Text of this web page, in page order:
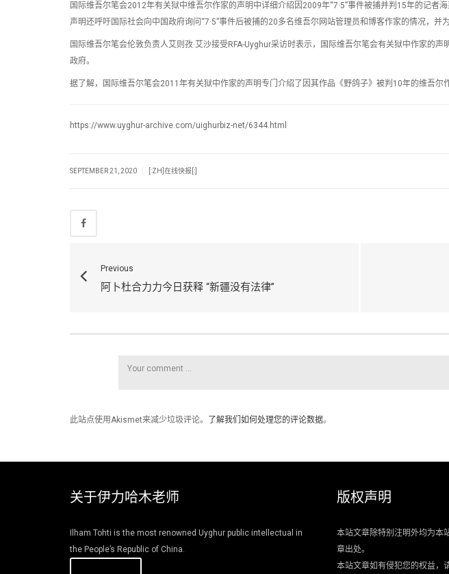
国际维吾尔笔会2012年有关狱中维吾尔作家的声明中详细介绍因2009年“7·5”事件被捕并判15年的记者海
声明还呼吁国际社会向中国政府询问“7·5”事件后被捕的20多名维吾尔网站管理员和博客作家的情况，并
国际维吾尔笔会伦敦负责人艾则孜·艾沙接受RFA-Uyghur采访时表示，国际维吾尔笔会有关狱中作家的
政府。
据了解，国际维吾尔笔会2011年有关狱中作家的声明专门介绍了因其作品《野鸽子》被判10年的维吾尔
https://www.uyghur-archive.com/uighurbiz-net/6344.html
SEPTEMBER 21, 2020 [:ZH]在线快报[:]
Previous
阿卜杜合力力今日获释 “新疆没有法律”
此站点使用Akismet来减少垃圾评论。 了解我们如何处理您的评论数据。
关于伊力哈木老师
Ilham Tohti is the most renowned Uyghur public intellectual in
the People’s Republic of China.
版权声明
本站文章除特别注明外均为本
章出处。
本站文章如有侵犯您的权益，